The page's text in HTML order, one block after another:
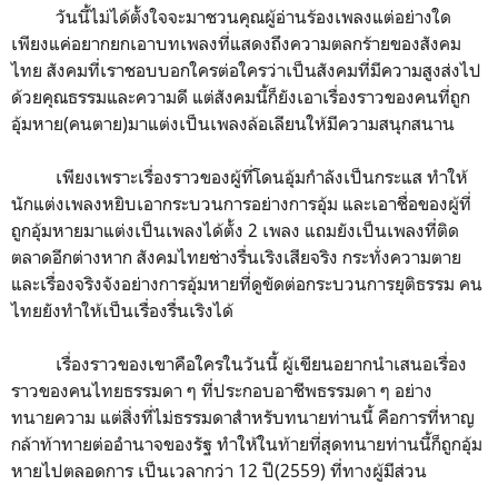
วันนี้ไม่ได้ตั้งใจจะมาชวนคุณผู้อ่านร้องเพลงแต่อย่างใด
เพียงแค่อยากยกเอาบทเพลงที่แสดงถึงความตลกร้ายของสังคม
ไทย สังคมที่เราชอบบอกใครต่อใครว่าเป็นสังคมที่มีความสูงส่งไป
ด้วยคุณธรรมและความดี แต่สังคมนี้ก็ยังเอาเรื่องราวของคนที่ถูก
อุ้มหาย(คนตาย)มาแต่งเป็นเพลงล้อเลียนให้มีความสนุกสนาน
เพียงเพราะเรื่องราวของผู้ที่โดนอุ้มกำลังเป็นกระแส ทำให้
นักแต่งเพลงหยิบเอากระบวนการอย่างการอุ้ม และเอาชื่อของผู้ที่
ถูกอุ้มหายมาแต่งเป็นเพลงได้ตั้ง 2 เพลง แถมยังเป็นเพลงที่ติด
ตลาดอีกต่างหาก สังคมไทยช่างรื่นเริงเสียจริง กระทั่งความตาย
และเรื่องจริงจังอย่างการอุ้มหายที่ดูขัดต่อกระบวนการยุติธรรม คน
ไทยยังทำให้เป็นเรื่องรื่นเริงได้
เรื่องราวของเขาคือใครในวันนี้ ผู้เขียนอยากนำเสนอเรื่อง
ราวของคนไทยธรรมดา ๆ ที่ประกอบอาชีพธรรมดา ๆ อย่าง
ทนายความ แต่สิ่งที่ไม่ธรรมดาสำหรับทนายท่านนี้ คือการที่หาญ
กล้าท้าทายต่ออำนาจของรัฐ ทำให้ในท้ายที่สุดทนายท่านนี้ก็ถูกอุ้ม
หายไปตลอดการ เป็นเวลากว่า 12 ปี(2559) ที่ทางผู้มีส่วน